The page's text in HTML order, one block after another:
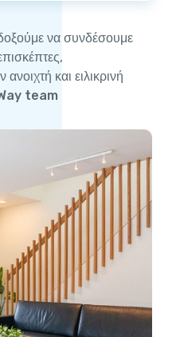
να συνδέσουμε
και ειλικρινή
team